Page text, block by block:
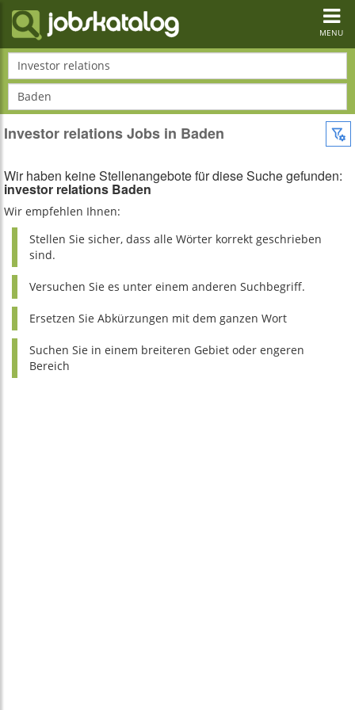
MENU
Investor relations
Baden
Investor relations Jobs in Baden
Wir haben keine Stellenangebote für diese Suche gefunden:
investor relations Baden
Wir empfehlen Ihnen:
Stellen Sie sicher, dass alle Wörter korrekt geschrieben
sind.
Versuchen Sie es unter einem anderen Suchbegriff.
Ersetzen Sie Abkürzungen mit dem ganzen Wort
Suchen Sie in einem breiteren Gebiet oder engeren
Bereich